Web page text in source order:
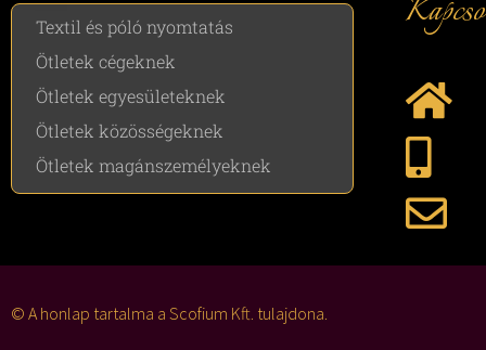
Textil és póló nyomtatás
Ötletek cégeknek
Ötletek egyesületeknek
Ötletek közösségeknek
Ötletek magánszemélyeknek
© A honlap tartalma a Scofium Kft. tulajdona.